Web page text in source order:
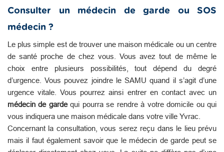
Consulter un médecin de garde ou SOS
médecin ?
Le plus simple est de trouver une maison médicale ou un centre
de santé proche de chez vous. Vous avez tout de même le
choix entre plusieurs possibilités, tout dépend du degré
d’urgence. Vous pouvez joindre le SAMU quand il s’agit d’une
urgence vitale. Vous pourrez ainsi entrer en contact avec un
médecin de gardequi pourra se rendre à votre domicile ou qui
vous indiquera une maison médicale dans votre ville Yvrac.
Concernant la consultation, vous serez reçu dans le lieu prévu
mais il faut également savoir que le médecin de garde peut se